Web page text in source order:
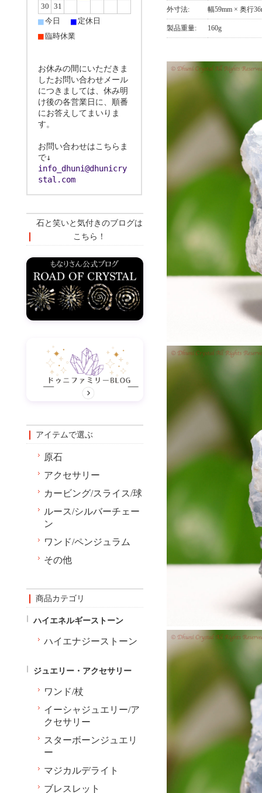
外寸法: 幅59mm × 奥行
製品重量: 160g
30
31
■今日 ■ 定休日
■臨時休業
お休みの間にいただきま
したお問い合わせメール
につきましては、休み明
け後の各営業日に、順番
にお答えしてまいりま
す。
お問い合わせはこちらま
で↓
info_dhuni@dhunicry
stal.com
石と笑いと気付きのブログは
こちら！
アイテムで選ぶ
原石
アクセサリー
カービング/スライス/球
ルース/シルバーチェー
ン
ワンド/ペンジュラム
その他
商品カテゴリ
ハイエネルギーストーン
ハイエナジーストーン
ジュエリー・アクセサリー
ワンド/杖
イーシャジュエリー/ア
クセサリー
スターボーンジュエリ
ー
マジカルデライト
ブレスレット